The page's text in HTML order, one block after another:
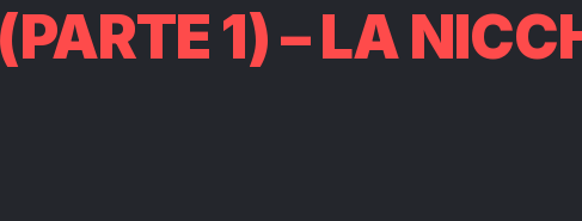
1) – LA